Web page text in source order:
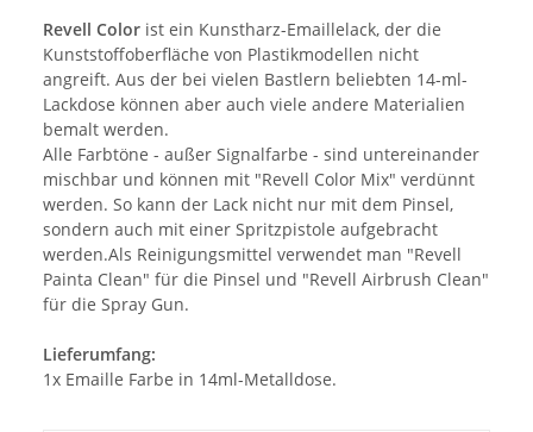
Revell Color ist ein Kunstharz-Emaillelack, der die
Kunststoffoberfläche von Plastikmodellen nicht
angreift. Aus der bei vielen Bastlern beliebten 14-ml-
Lackdose können aber auch viele andere Materialien
bemalt werden.
Alle Farbtöne - außer Signalfarbe - sind untereinander
mischbar und können mit "Revell Color Mix" verdünnt
werden. So kann der Lack nicht nur mit dem Pinsel,
sondern auch mit einer Spritzpistole aufgebracht
werden.Als Reinigungsmittel verwendet man "Revell
Painta Clean" für die Pinsel und "Revell Airbrush Clean"
für die Spray Gun.
Lieferumfang:
1x Emaille Farbe in 14ml-Metalldose.